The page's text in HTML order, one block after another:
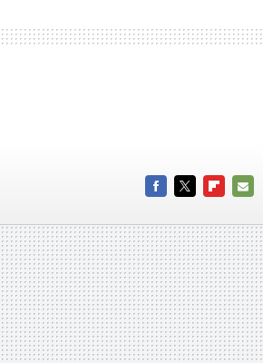
MAIL